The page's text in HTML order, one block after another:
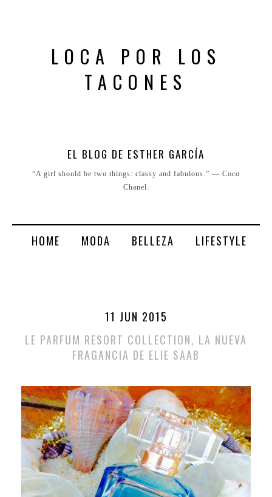
LOCA POR LOS
TACONES
EL BLOG DE ESTHER GARCÍA
“A girl should be two things: classy and fabulous.” ― Coco
Chanel.
HOME MODA BELLEZA LIFESTYLE
11 JUN 2015
LE PARFUM RESORT COLLECTION, LA NUEVA
FRAGANCIA DE ELIE SAAB